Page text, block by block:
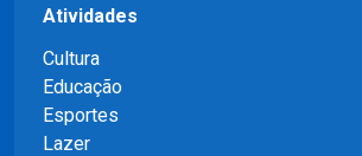
Atividades
Cultura
Educação
Esportes
Lazer